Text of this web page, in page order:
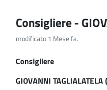
Consigliere -
modificato 1 Mese fa.
Consigliere
GIOVANNI